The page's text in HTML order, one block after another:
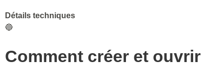
Détails techniques
🔵
Comment créer et ouvrir